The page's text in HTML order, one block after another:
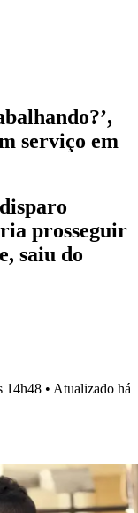
serviço em
prosseguir
saiu do
14h48 • Atualizado há